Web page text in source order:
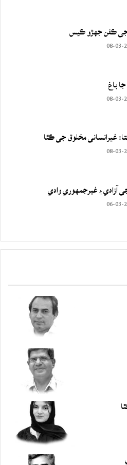
جي ڪفن جھڙو ڪيس
08-03-
باغ
08-03-
غيرانساني مخلوق جي ڪٿا
08-03-
آزادي ۽ غيرجمھوري وادي
06-03-